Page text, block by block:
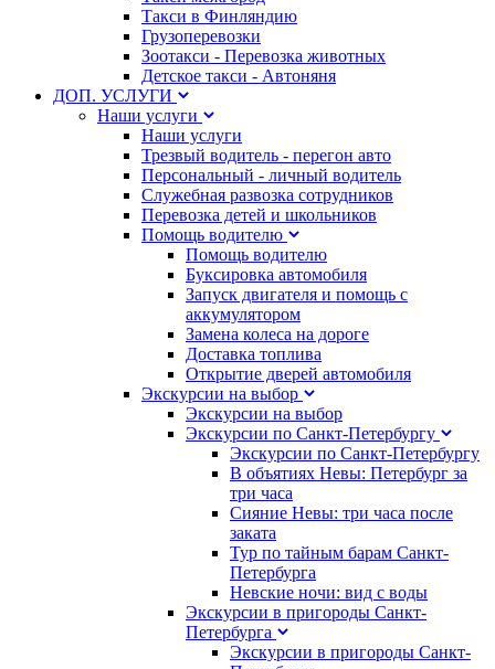
Такси в Финляндию
Грузоперевозки
Зоотакси - Перевозка животных
Детское такси - Автоняня
ДОП. УСЛУГИ
Наши услуги
Наши услуги
Трезвый водитель - перегон авто
Персональный - личный водитель
Служебная развозка сотрудников
Перевозка детей и школьников
Помощь водителю
Помощь водителю
Буксировка автомобиля
Запуск двигателя и помощь с
аккумулятором
Замена колеса на дороге
Доставка топлива
Открытие дверей автомобиля
Экскурсии на выбор
Экскурсии на выбор
Экскурсии по Санкт-Петербургу
Экскурсии по Санкт-Петербургу
В объятиях Невы: Петербург за
три часа
Сияние Невы: три часа после
заката
Тур по тайным барам Санкт-
Петербурга
Невские ночи: вид с воды
Экскурсии в пригороды Санкт-
Петербурга
Экскурсии в пригороды Санкт-